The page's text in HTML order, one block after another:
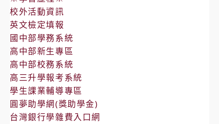
校外活動資訊
英文檢定填報
國中部學務系統
高中部新生專區
高中部校務系統
高三升學報考系統
學生課業輔導專區
圓夢助學網(獎助學金)
台灣銀行學雜費入口網